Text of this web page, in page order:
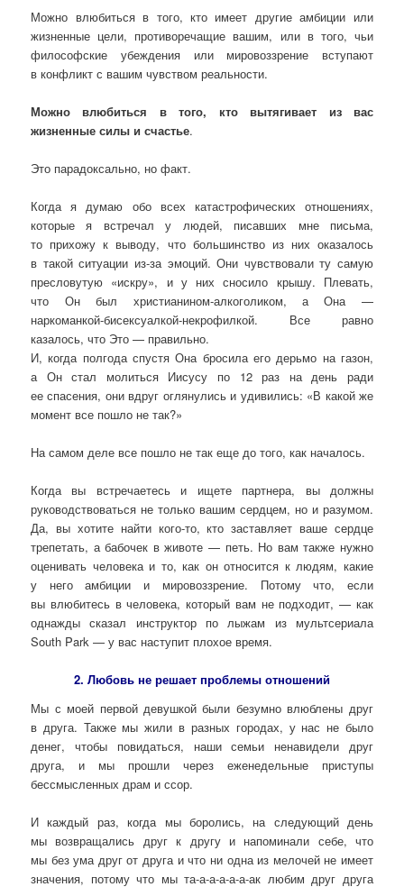
Можно влюбиться в того, кто имеет другие амбиции или
жизненные цели, противоречащие вашим, или в того, чьи
философские убеждения или мировоззрение вступают
в конфликт с вашим чувством реальности.
Можно влюбиться в того, кто вытягивает из вас
жизненные силы и счастье.
Это парадоксально, но факт.
Когда я думаю обо всех катастрофических отношениях,
которые я встречал у людей, писавших мне письма,
то прихожу к выводу, что большинство из них оказалось
в такой ситуации из-за эмоций. Они чувствовали ту самую
пресловутую «искру», и у них сносило крышу. Плевать,
что Он был христианином-алкоголиком, а Она —
наркоманкой-бисексуалкой-некрофилкой. Все равно
казалось, что Это — правильно.
И, когда полгода спустя Она бросила его дерьмо на газон,
а Он стал молиться Иисусу по 12 раз на день ради
ее спасения, они вдруг оглянулись и удивились: «В какой же
момент все пошло не так?»
На самом деле все пошло не так еще до того, как началось.
Когда вы встречаетесь и ищете партнера, вы должны
руководствоваться не только вашим сердцем, но и разумом.
Да, вы хотите найти кого-то, кто заставляет ваше сердце
трепетать, а бабочек в животе — петь. Но вам также нужно
оценивать человека и то, как он относится к людям, какие
у него амбиции и мировоззрение. Потому что, если
вы влюбитесь в человека, который вам не подходит, — как
однажды сказал инструктор по лыжам из мультсериала
South Park — у вас наступит плохое время.
2. Любовь не решает проблемы отношений
Мы с моей первой девушкой были безумно влюблены друг
в друга. Также мы жили в разных городах, у нас не было
денег, чтобы повидаться, наши семьи ненавидели друг
друга, и мы прошли через еженедельные приступы
бессмысленных драм и ссор.
И каждый раз, когда мы боролись, на следующий день
мы возвращались друг к другу и напоминали себе, что
мы без ума друг от друга и что ни одна из мелочей не имеет
значения, потому что мы та-а-а-а-а-а-ак любим друг друга